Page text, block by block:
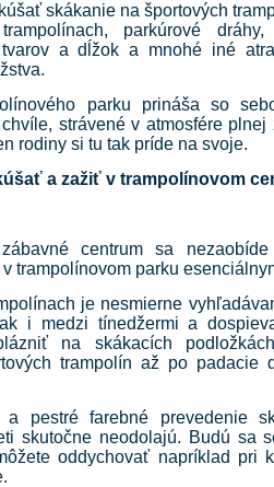
skákanie na športových
trampolínach, parkúrové
tvarov a dĺžok a mnohé iné
parku prináša so
strávené v atmosfére
rodiny si tu tak príde na svoje.
a zažiť v trampolínovom
centrum sa
trampolínovom parku
je nesmierne
i medzi tínedžermi a
na skákacích
trampolín až po padacie
a pestré farebné prevedenie
skutočne neodolajú. Budú sa
oddychovať napríklad pri